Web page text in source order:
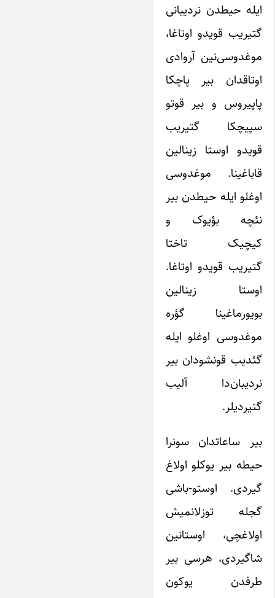
ایله حیطدن نردیبانی
گتیریب قویدو اوتاغا،
موغدوسی‌نین آروادی
اوتاقدان بیر پاچکا
پاپیروس و بیر قوتو
سپیچکا گتیریب
قویدو اوستا زینالین
قاباغینا. موغدوسی
اوغلو ایله حیطدن بیر
نئچه بؤیوک و
کیچیک تاختا
گتیریب قویدو اوتاغا.
اوستا زینالین
بویورماغینا گؤره
موغدوسی اوغلو ایله
گئدیب قونشودان بیر
نردیبان‌دا آلیب
گتیردیلر.
بیر ساعاتدان سونرا
حیطه بیر یوکلو اولاغ
گیردی. اوستو-باشی
گجله توزلانمیش
اولاغچی، اوستانین
شاگیردی، هرسی بیر
طرفدن یوکون